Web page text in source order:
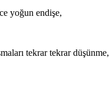
yoğun endişe,
tekrar tekrar düşünme,